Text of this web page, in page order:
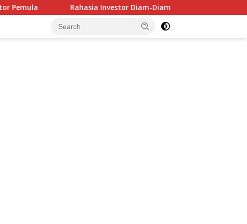
Rahasia Investor Diam-Diam: Bukan Cari Untung, Tapi